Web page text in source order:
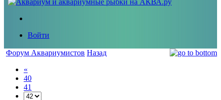
Войти
Форум Аквариумистов Назад
«
40
41